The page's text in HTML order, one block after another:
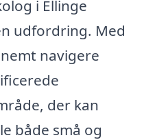
i Ellinge
udfordring. Med
navigere
der kan
både små og